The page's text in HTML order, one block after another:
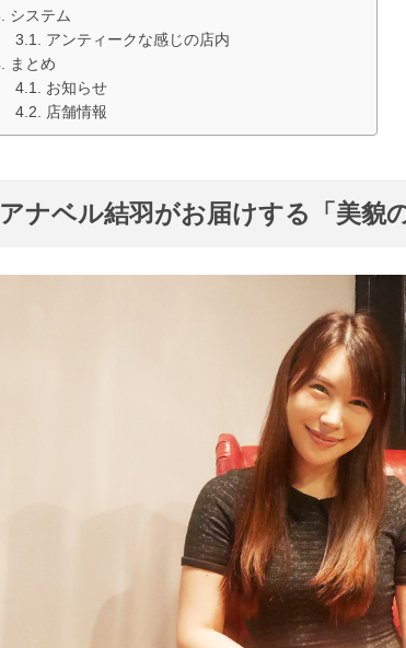
システム
アンティークな感じの店内
まとめ
お知らせ
店舗情報
アナベル結羽がお届けする「美貌